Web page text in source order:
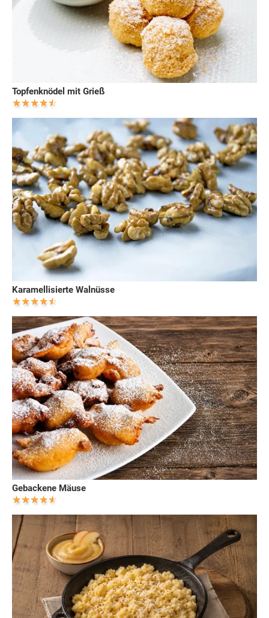
Topfenknödel mit Grieß
Karamellisierte Walnüsse
Gebackene Mäuse